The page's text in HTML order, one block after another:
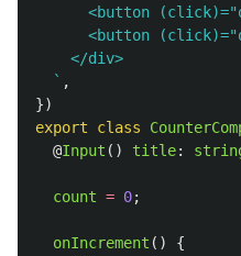
<button
<button
    </div>
  `
,
})
export
class
@Input () title:
count = 0;
onIncrement ()
{